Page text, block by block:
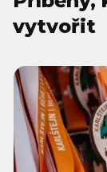
vytvořit